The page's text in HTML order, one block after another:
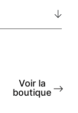
Voir la
boutique